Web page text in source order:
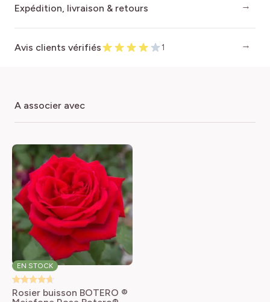
Expédition, livraison & retours
Avis clients vérifiés 1
a associer avec
EN STOCK
Rosier buisson BOTERO ®